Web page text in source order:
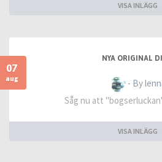
VISA INLÄGG
07
aug
NYA ORIGINAL
- By
Såg nu att
VISA INLÄGG